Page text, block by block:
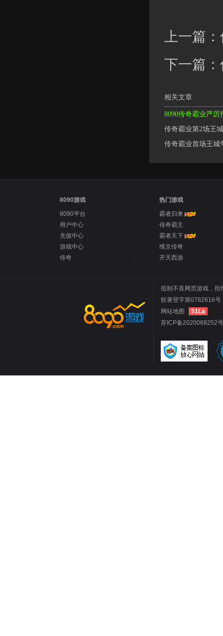
上一篇：
下一篇：
相关文章
8090传奇霸业严
传奇霸业第2场王
传奇霸业首场王城
8090游戏
8090平台
用户中心
充值中心
游戏中心
传奇
热门游戏
霸者归来
传奇霸主
霸者天下
维京传奇
开天西游
抵制不良网页游戏，拒
软著登字第0782616
网站地图
51La
苏ICP备2020068252